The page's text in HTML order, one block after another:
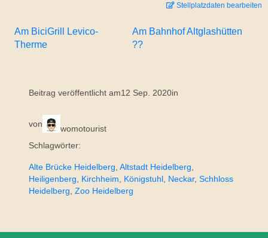
Stellplatzdaten bearbeiten
Am BiciGrill Levico-
Therme
Am Bahnhof Altglashütten
??
Beitrag veröffentlicht am12 Sep. 2020in
von
womotourist
Schlagwörter:
Alte Brücke Heidelberg, Altstadt Heidelberg
Heiligenberg, Kirchheim, Königstuhl, Neckar, Schhloss
Heidelberg, Zoo Heidelberg